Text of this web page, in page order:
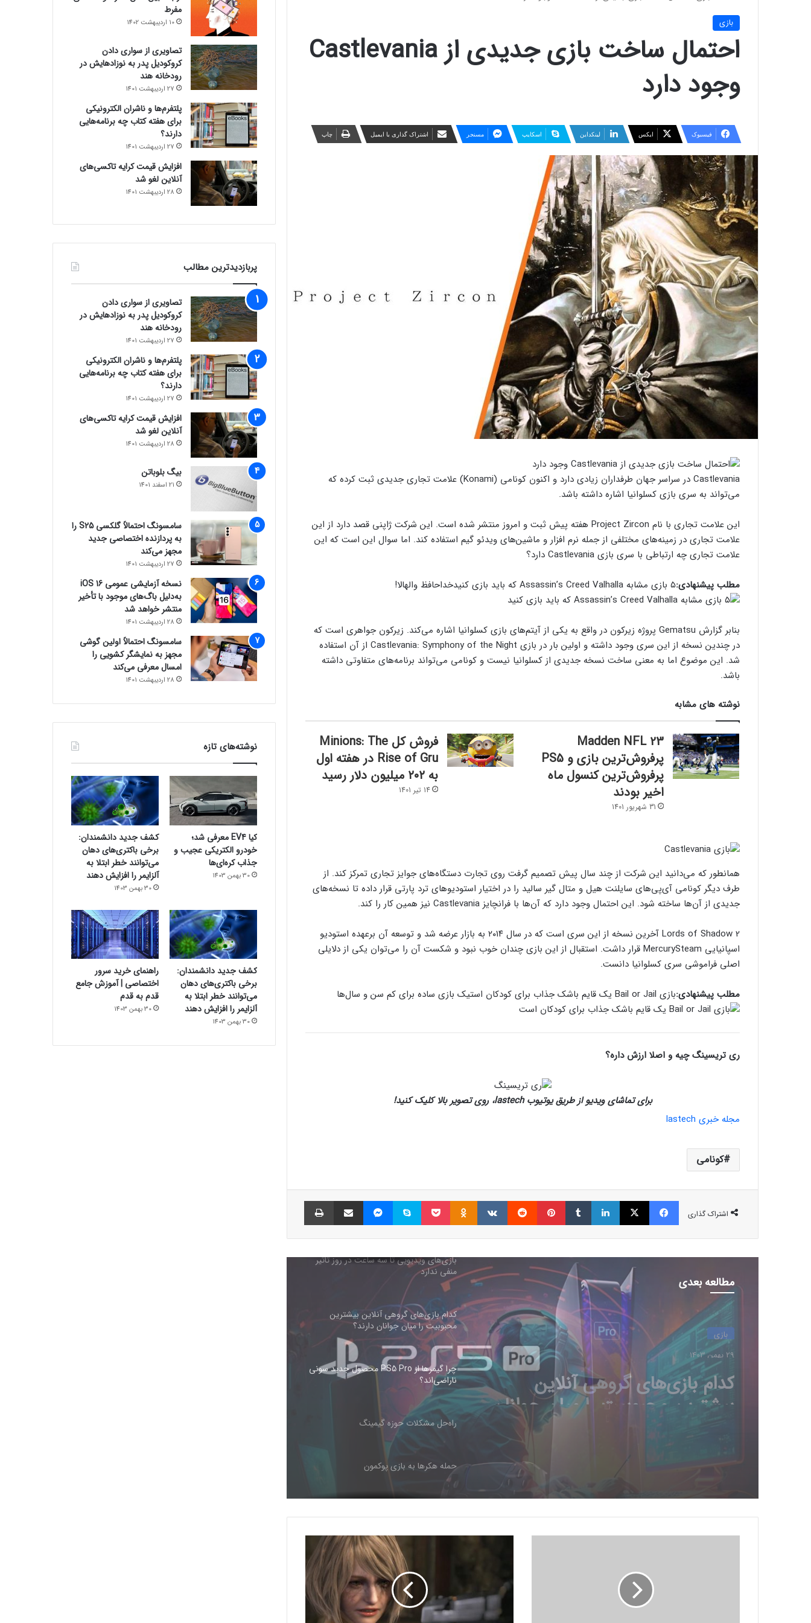
بازی
احتمال ساخت بازی جدیدی از Castlevania
وجود دارد
فیسبوک ایکس لینکداین اسکایپ مسنجر اشتراک گذاری با ایمیل چاپ
Castlevania در سراسر جهان طرفداران زیادی دارد و اکنون کونامی (Konami) علامت تجاری جدیدی ثبت کرده که
می‌تواند به سری بازی کسلوانیا اشاره داشته باشد.
این علامت تجاری با نام Project Zircon هفته پیش ثبت و امروز منتشر شده است. این شرکت ژاپنی قصد دارد از این
علامت تجاری در زمینه‌های مختلفی از جمله نرم افزار و ماشین‌های ویدئو گیم استفاده کند. اما سوال این است که این
علامت تجاری چه ارتباطی با سری بازی Castlevania دارد؟
مطلب پیشنهادی:۵ بازی مشابه Assassin’s Creed Valhalla که باید بازی کنید خداحافظ والهالا!
بنابر گزارش Gematsu پروژه زیرکون در واقع به یکی از آیتم‌های بازی کسلوانیا اشاره می‌کند. زیرکون جواهری است که
در چندین نسخه از این سری وجود داشته و اولین بار در بازی Castlevania: Symphony of the Night از آن استفاده
شد. این موضوع اما به معنی ساخت نسخه جدیدی از کسلوانیا نیست و کونامی می‌تواند برنامه‌های متفاوتی داشته
باشد.
نوشته های مشابه
Madden NFL 23
پرفروش‌ترین بازی و PS5
پرفروش‌ترین کنسول ماه
اخیر بودند
31 شهریور 1401
فروش کل Minions: The
Rise of Gru در هفته اول
به ۲۰۲ میلیون دلار رسید
14 تیر 1401
همانطور که می‌دانید این شرکت از چند سال پیش تصمیم گرفت روی تجارت دستگاه‌‌های جوایز تجاری تمرکز کند. از
طرف دیگر کونامی آی‌پی‌های سایلنت هیل و متال گیر سالید را در اختیار استودیوهای ترد پارتی قرار داده تا نسخه‌های
جدیدی از آن‌ها ساخته شود. این احتمال وجود دارد که آن‌ها با فرانچایز Castlevania نیز همین کار را کند.
Lords of Shadow 2 آخرین نسخه از این سری است که در سال ۲۰۱۴ به بازار عرضه شد و توسعه آن برعهده استودیو
اسپانیایی MercurySteam قرار داشت. استقبال از این بازی چندان خوب نبود و شکست آن‌ را می‌توان یکی از دلایلی
اصلی فراموشی سری کسلوانیا دانست.
مطلب پیشنهادی:بازی Bail or Jail یک قایم باشک جذاب برای کودکان است یک بازی ساده برای کم سن و سال‌ها
ری تریسینگ چیه و اصلا ارزش داره؟
برای تماشای ویدیو از طریق یوتیوب lastech، روی تصویر بالا کلیک کنید!
مجله خبری lastech
کونامی
اشتراک گذاری
فیسبوک ایکس لینکداین تامبلر پینتریست Reddit
VKontakte
Odnoklassniki پاکت اسکایپ مسنجر اشتراک گذاری با ایمیل
مطالعه بعدی
بازی
29 بهمن 1403
چرا گیمرها از PS5 Pro محصول
جدید سونی ناراضی‌اند؟
کنسول دیجیتال PS5 کمترین محبوبیت را در
گسترده‌ای شد
منفی ندارد
کدام بازی‌های گروهی آنلاین بیشترین
محبوبیت را میان جوانان دارند؟
چرا گیمرها از PS5 Pro محصول جدید سونی
ناراضی‌اند؟
راه‌حل مشکلات حوزه گیمینگ
حمله هکرها به بازی پوکمون
بین کنسول‌ها دارد!
اینفوگرافیک: در سال ۲۰۲۵ منتظر این
بازی‌های ویدئویی جذاب باشید
رفع فیلتر گوگل پلی به حل مشکلات سازندگان
بازی‌ها کمک خواهد کرد؟
س
ک
مفرط
10 اردیبهشت 1402
تصاویری از سواری دادن
کروکودیل پدر به نوزادهایش در
رودخانه هند
27 اردیبهشت 1401
پلتفرم‌ها و ناشران الکترونیکی
برای هفته کتاب چه برنامه‌هایی
دارند؟
27 اردیبهشت 1401
افزایش قیمت کرایه تاکسی‌های
آنلاین لغو شد
28 اردیبهشت 1401
پربازدیدترین مطالب
تصاویری از سواری دادن
کروکودیل پدر به نوزادهایش در
رودخانه هند
27 اردیبهشت 1401
پلتفرم‌ها و ناشران الکترونیکی
برای هفته کتاب چه برنامه‌هایی
دارند؟
27 اردیبهشت 1401
افزایش قیمت کرایه تاکسی‌های
آنلاین لغو شد
28 اردیبهشت 1401
بیگ بلوباتن
21 اسفند 1401
سامسونگ احتمالاً گلکسی S25 را
به پردازنده اختصاصی جدید
مجهز می‌کند
27 اردیبهشت 1401
نسخه آزمایشی عمومی iOS 16
به‌دلیل باگ‌های موجود با تأخیر
منتشر خواهد شد
28 اردیبهشت 1401
سامسونگ احتمالاً اولین گوشی
مجهز به نمایشگر کشویی را
امسال معرفی می‌کند
28 اردیبهشت 1401
نوشته‌های تازه
کیا EV4 معرفی شد؛
خودرو الکتریکی عجیب و
جذاب کره‌ای‌ها
30 بهمن 1403
کشف جدید دانشمندان:
برخی باکتری‌های دهان
می‌توانند خطر ابتلا به
آلزایمر را افزایش دهند
30 بهمن 1403
کشف جدید دانشمندان:
برخی باکتری‌های دهان
می‌توانند خطر ابتلا به
آلزایمر را افزایش دهند
30 بهمن 1403
راهنمای خرید سرور
اختصاصی | آموزش جامع
قدم به قدم
30 بهمن 1403